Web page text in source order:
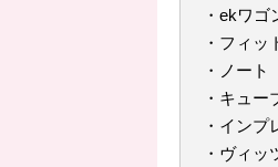
・ekワ
・フィッ
・ノート
・キュー
・イン
・ヴィッ